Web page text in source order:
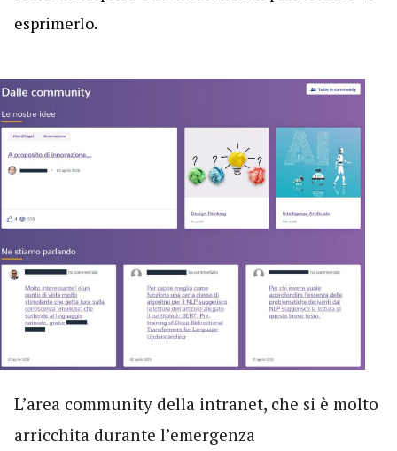
esprimerlo.
L’area community della intranet, che si è molto
arricchita durante l’emergenza